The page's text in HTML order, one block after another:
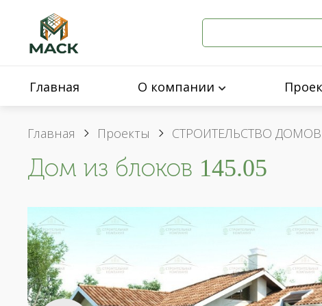
Главная О компании
Главная Проекты СТРОИТЕЛЬСТВО
Дом из блоков 145.05